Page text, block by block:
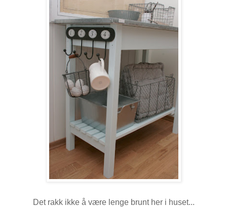
Det rakk ikke å være lenge brunt her i huset...